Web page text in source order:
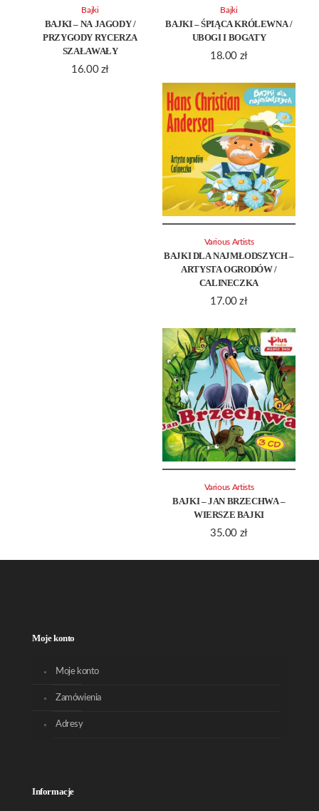
BAJKI – NA JAGODY /
PRZYGODY RYCERZA
SZAŁAWAŁY
16.00 zł
Bajki
BAJKI – ŚPIĄCA KRÓLEWNA /
UBOGI I BOGATY
18.00 zł
Bajki
BAJKI DLA NAJMŁODSZYCH –
ARTYSTA OGRODÓW /
CALINECZKA
17.00zł
Various Artists
BAJKI – JAN BRZECHWA –
WIERSZE BAJKI
35.00 zł
Various Artists
Moje konto
Moje konto
Zamówienia
Adresy
Informacje